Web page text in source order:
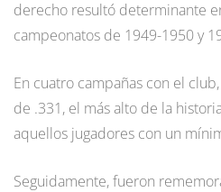
derecho resultó determinante
campeonatos de 1949-1950 y
En cuatro campañas con el
de .331, el más alto de la
aquellos jugadores con un
Seguidamente, fueron